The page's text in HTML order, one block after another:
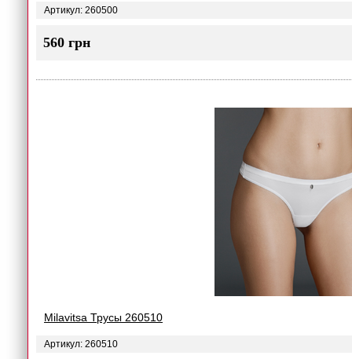
Артикул: 260500
560 грн
Milavitsa Трусы 260510
Артикул: 260510